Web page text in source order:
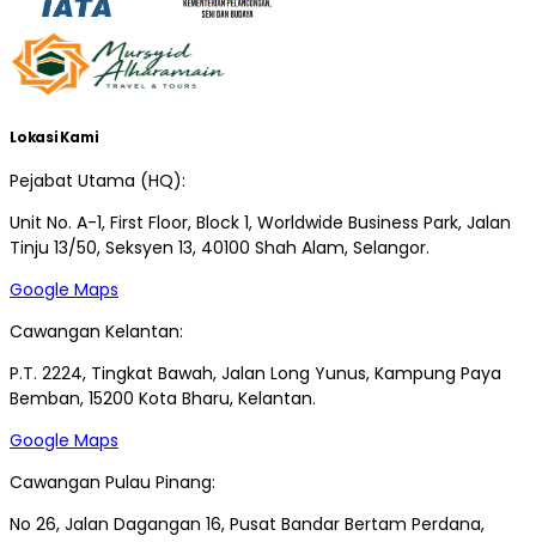
Lokasi Kami
Pejabat Utama (HQ):
Unit No. A-1, First Floor, Block 1, Worldwide Business Park, Jalan
Tinju 13/50, Seksyen 13, 40100 Shah Alam, Selangor.
Google Maps
Cawangan Kelantan:
P.T. 2224, Tingkat Bawah, Jalan Long Yunus, Kampung Paya
Bemban, 15200 Kota Bharu, Kelantan.
Google Maps
Cawangan Pulau Pinang:
No 26, Jalan Dagangan 16, Pusat Bandar Bertam Perdana,